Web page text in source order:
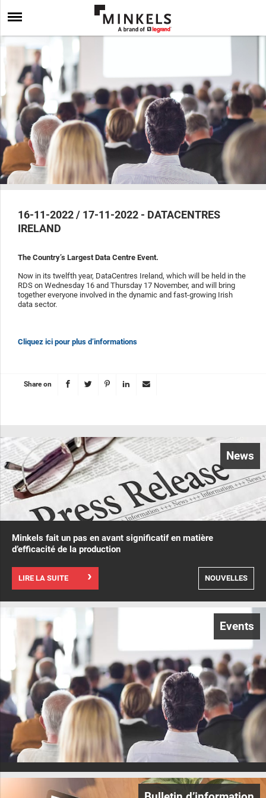
16-11-2022 / 17-11-2022 - DATACENTRES
IRELAND
The Country’s Largest Data Centre Event.
Now in its twelfth year, DataCentres Ireland, which will be held in the
RDS on Wednesday 16 and Thursday 17 November, and will bring
together everyone involved in the dynamic and fast-growing Irish
data sector.
Cliquez ici pour plus d’informations
Share on
News
Minkels fait un pas en avant significatif en matière
d’efficacité de la production
LIRE LA SUITE NOUVELLES
Events